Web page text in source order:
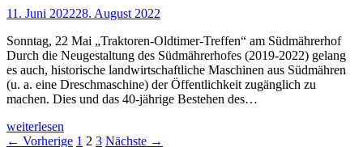
11. Juni 202228. August 2022
Sonntag, 22 Mai „Traktoren-Oldtimer-Treffen“ am Südmährerhof
Durch die Neugestaltung des Südmährerhofes (2019-2022) gelang
es auch, historische landwirtschaftliche Maschinen aus Südmähren
(u. a. eine Dreschmaschine) der Öffentlichkeit zugänglich zu
machen. Dies und das 40-jährige Bestehen des…
weiterlesen
← Vorherige 1 2 3 Nächste →